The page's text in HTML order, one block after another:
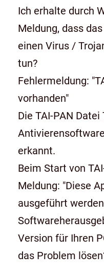
Ich erhalte durch
Meldung, dass
einen Virus /
tun?
Fehlermeldung:
vorhanden"
Die TAI-PAN
erkannt.
Beim Start von
Meldung: "Diese
ausgeführt
Version für Ihren
das Problem